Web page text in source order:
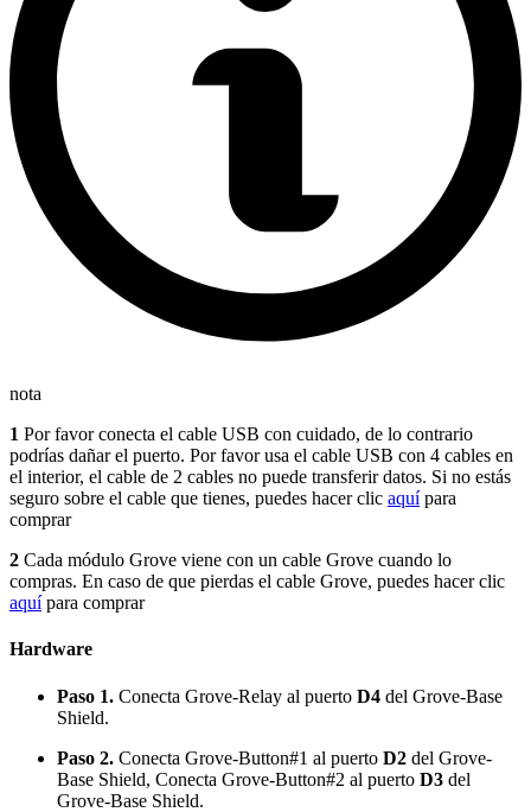
nota
1 Por favor conecta el cable USB con cuidado, de lo contrario
podrías dañar el puerto. Por favor usa el cable USB con 4 cables en
el interior, el cable de 2 cables no puede transferir datos. Si no estás
seguro sobre el cable que tienes, puedes hacer clic aquípara
comprar
2 Cada módulo Grove viene con un cable Grove cuando lo
compras. En caso de que pierdas el cable Grove, puedes hacer clic
aquípara comprar
Hardware
Paso 1. Conecta Grove-Relay al puerto D4 del Grove-Base
Shield.
Paso 2. Conecta Grove-Button#1 al puerto D2 del Grove-
Base Shield, Conecta Grove-Button#2 al puerto D3 del
Grove-Base Shield.